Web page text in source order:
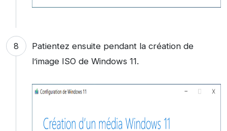
Patientez ensuite pendant la création de
l’image ISO de Windows 11.